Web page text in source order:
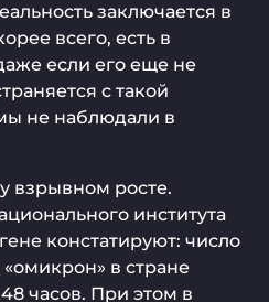
заключается в
всего, есть в
если его еще не
с такой
не наблюдали в
взрывном росте.
института
констатируют: число
в стране
часов. При этом в